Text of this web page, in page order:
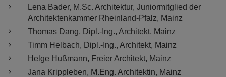
Lena Bader, M.Sc. Architektur, Juniormitglied der
Architektenkammer Rheinland-Pfalz, Mainz
Thomas Dang, Dipl.-Ing., Architekt, Mainz
Timm Helbach, Dipl.-Ing., Architekt, Mainz
Helge Hußmann, Freier Architekt, Mainz
Jana Krippleben, M.Eng. Architektin, Mainz